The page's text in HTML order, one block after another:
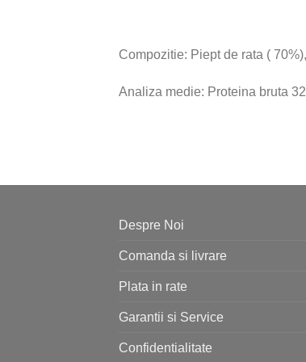
Compozitie: Piept de rata (
Analiza medie: Proteina bruta
Despre Noi
Comanda si livrare
Plata in rate
Garantii si Service
Confidentialitate